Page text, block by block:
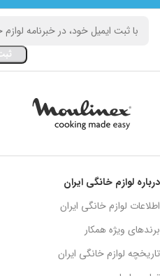
درباره لوازم خانگی ایران
اطلاعات لوازم خانگی ایران
برندهای ویژه همکار
تاریخچه لوازم خانگی ایران